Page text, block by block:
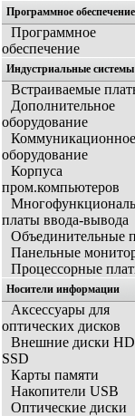
Программное обеспечение
Программное
обеспечение
Индустриальные системы
Встраиваемые
Дополнительное
оборудование
Коммуникационное
оборудование
Корпуса
пром.компьютеров
платы ввода-вывода
Объединительные
Панельные
Процессорные
Носители информации
Аксессуары для
оптических дисков
Внешние диски
SSD
Карты памяти
Накопители USB
Оптические диски